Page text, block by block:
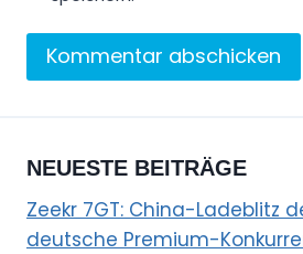
NEUESTE BEITRÄGE
Zeekr 7GT: China-Ladeblitz
deutsche Premium-